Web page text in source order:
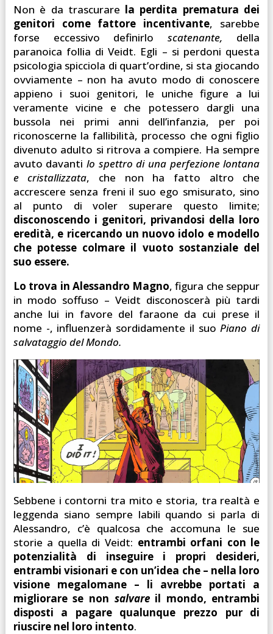
Non è da trascurare la perdita prematura dei
genitori come fattore incentivante, sarebbe
forse eccessivo definirloscatenante, della
paranoica follia di Veidt. Egli – si perdoni questa
psicologia spicciola di quart’ordine, si sta giocando
ovviamente – non ha avuto modo di conoscere
appieno i suoi genitori, le uniche figure a lui
veramente vicine e che potessero dargli una
bussola nei primi anni dell’infanzia, per poi
riconoscerne la fallibilità, processo che ogni figlio
divenuto adulto si ritrova a compiere. Ha sempre
avuto davantilo spettro di una perfezione lontana
e cristallizzata, che non ha fatto altro che
accrescere senza freni il suo ego smisurato, sino
al punto di voler superare questo limite;
disconoscendo i genitori, privandosi della loro
eredità, e ricercando un nuovo idolo e modello
che potesse colmare il vuoto sostanziale del
suo essere.
Lo trova in Alessandro Magno, figura che seppur
in modo soffuso – Veidt disconoscerà più tardi
anche lui in favore del faraone da cui prese il
nome -, influenzerà sordidamente il suoPiano di
salvataggio del Mondo.
Sebbene i contorni tra mito e storia, tra realtà e
leggenda siano sempre labili quando si parla di
Alessandro, c’è qualcosa che accomuna le sue
storie a quella di Veidt: entrambi orfani con le
potenzialità di inseguire i propri desideri,
entrambi visionari e con un’idea che – nella loro
visione megalomane – li avrebbe portati a
migliorare se non salvareil mondo, entrambi
disposti a pagare qualunque prezzo pur di
riuscire nel loro intento.